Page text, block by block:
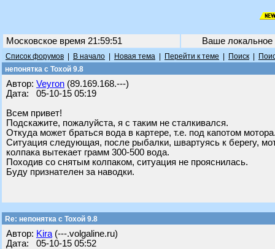
Московское время 21:59:51 Ваше
Список форумов В начало Новая тема Перейти к теме Поиск
непонятка с Тохой 9.8
Автор: Veyron (89.169.168.---)
Дата: 05-10-15 05:19
Всем привет!
Подскажите, пожалуйста, я с таким не сталкивался.
Откуда может браться вода в картере, т.е. под капотом
Ситуация следующая, после рыбалки, швартуясь к берегу,
колпака вытекает грамм 300-500 вода.
Походив со снятым колпаком, ситуация не прояснилась.
Буду признателен за наводки.
Re: непонятка с Тохой 9.8
Автор: Kira (---.volgaline.ru)
Дата: 05-10-15 05:52